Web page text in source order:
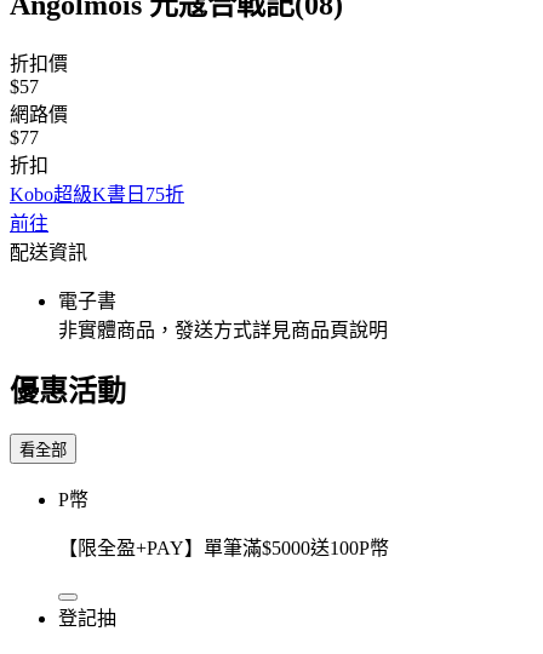
折扣價
$57
網路價
$77
折扣
Kobo超級K書日75折
前往
配送資訊
電子書
非實體商品，發送方式詳見商品頁說明
優惠活動
看全部
P幣
【限全盈+PAY】單筆滿$5000送100P幣
登記抽